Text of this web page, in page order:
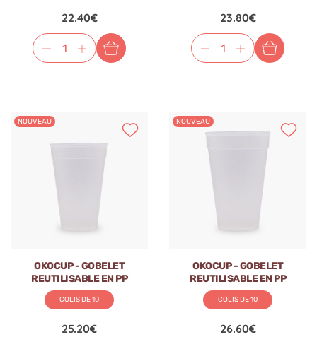
22.40€ 23.80€
NOUVEAU
OKOCUP - GOBELET
REUTILISABLE EN PP
TRANSPARENT 17OZ-511ML
Ø90MM x1
COLIS DE 10
25.20€
NOUVEAU
OKOCUP - GOBELET
REUTILISABLE EN PP
TRANSPARENT 21OZ-611ML
Ø90MM x1
COLIS DE 10
26.60€